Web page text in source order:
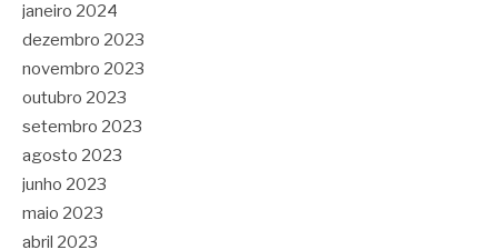
janeiro 2024
dezembro 2023
novembro 2023
outubro 2023
setembro 2023
agosto 2023
junho 2023
maio 2023
abril 2023